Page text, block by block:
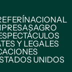
NACIONAL
AGRO
Y LEGALES
UNIDOS